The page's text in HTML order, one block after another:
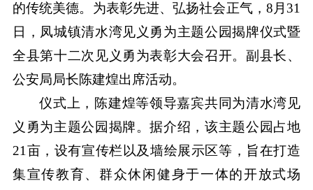
的传统美德。为表彰先进、弘扬社会正气，8月31
日，凤城镇清水湾见义勇为主题公园揭牌仪式暨
全县第十二次见义勇为表彰大会召开。副县长、
公安局局长陈建煌出席活动。
仪式上，陈建煌等领导嘉宾共同为清水湾见
义勇为主题公园揭牌。据介绍，该主题公园占地
21亩，设有宣传栏以及墙绘展示区等，旨在打造
集宣传教育、群众休闲健身于一体的开放式场